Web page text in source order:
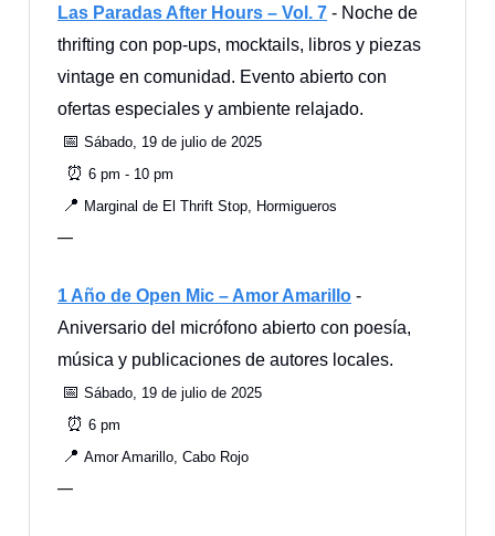
Las Paradas After Hours – Vol. 7 - Noche de
thrifting con pop-ups, mocktails, libros y piezas
vintage en comunidad. Evento abierto con
ofertas especiales y ambiente relajado.
📅 Sábado, 19 de julio de 2025
⏰ 6 pm - 10 pm
📍 Marginal de El Thrift Stop, Hormigueros
—
1 Año de Open Mic – Amor Amarillo -
Aniversario del micrófono abierto con poesía,
música y publicaciones de autores locales.
📅 Sábado, 19 de julio de 2025
⏰ 6 pm
📍 Amor Amarillo, Cabo Rojo
—